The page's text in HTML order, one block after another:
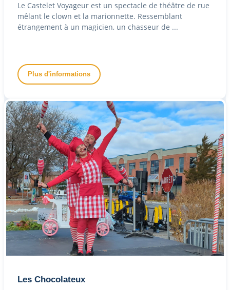
Le Castelet Voyageur est un spectacle de théâtre de rue
mêlant le clown et la marionnette. Ressemblant
étrangement à un magicien, un chasseur de ...
Plus d'informations
Les Chocolateux